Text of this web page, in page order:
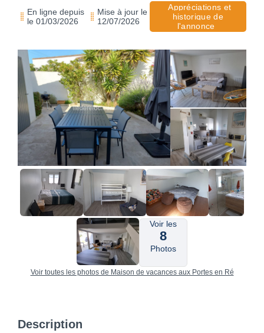
En ligne depuis
le 01/03/2026
Mise à jour le
12/07/2026
Appréciations et
historique de
l'annonce
Voir les
8
Photos
Voir toutes les photos de Maison de vacances aux Portes en Ré
Description